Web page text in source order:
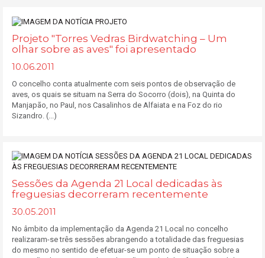
Projeto "Torres Vedras Birdwatching – Um
olhar sobre as aves" foi apresentado
10.06.2011
O concelho conta atualmente com seis pontos de observação de
aves, os quais se situam na Serra do Socorro (dois), na Quinta do
Manjapão, no Paul, nos Casalinhos de Alfaiata e na Foz do rio
Sizandro. (...)
Sessões da Agenda 21 Local dedicadas às
freguesias decorreram recentemente
30.05.2011
No âmbito da implementação da Agenda 21 Local no concelho
realizaram-se três sessões abrangendo a totalidade das freguesias
do mesmo no sentido de efetuar-se um ponto de situação sobre a